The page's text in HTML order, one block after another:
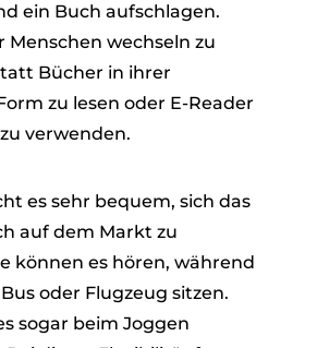
ein Buch aufschlagen.
Menschen wechseln zu
Bücher in ihrer
zu lesen oder E-Reader
verwenden.
es sehr bequem, sich das
auf dem Markt zu
können es hören, während
oder Flugzeug sitzen.
sogar beim Joggen